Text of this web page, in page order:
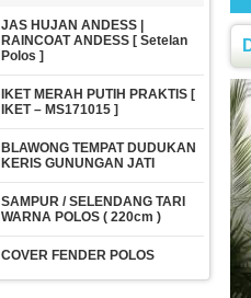
JAS HUJAN ANDESS |
RAINCOAT ANDESS [ Setelan
Polos ]
IKET MERAH PUTIH PRAKTIS [
IKET – MS171015 ]
BLAWONG TEMPAT DUDUKAN
KERIS GUNUNGAN JATI
SAMPUR / SELENDANG TARI
WARNA POLOS ( 220cm )
COVER FENDER POLOS